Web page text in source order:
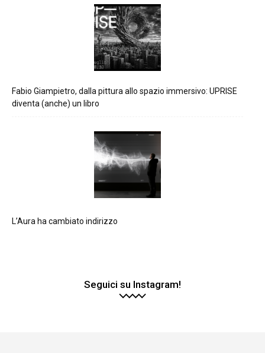
Fabio Giampietro, dalla pittura allo spazio immersivo: UPRISE
diventa (anche) un libro
L’Aura ha cambiato indirizzo
Seguici su Instagram!